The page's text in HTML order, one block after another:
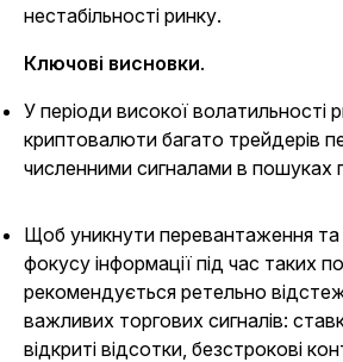
нестабільності ринку.
Ключові висновки.
У періоди високої волатильності
криптовалюти багато трейдерів
численними сигналами в пошуках
Щоб уникнути перевантаження та
фокусу інформації під час таких
рекомендується ретельно
важливих торгових сигналів:
відкриті відсотки, безстрокові